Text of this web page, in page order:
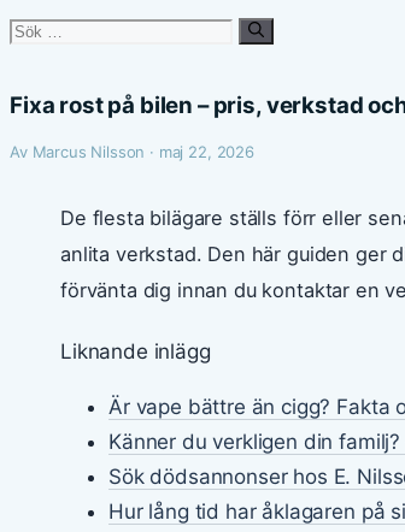
Sök
Fixa rost på bilen – pris, verkstad
Av Marcus Nilsson · maj 22, 2026
De flesta bilägare ställs förr eller
anlita verkstad. Den här guiden ger
förvänta dig innan du kontaktar en
Liknande inlägg
Är vape bättre än cigg? Fakta
Känner du verkligen din
Sök dödsannonser hos E.
Hur lång tid har åklagaren på